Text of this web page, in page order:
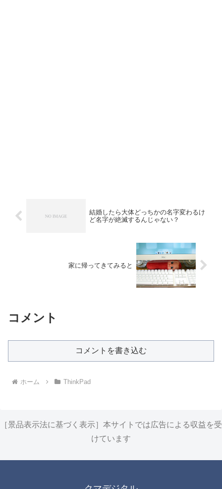
結婚したら大体どっちかの名字変わるけ
ど名字が絶滅するんじゃない？
家に帰ってきてみると
コメント
コメントを書き込む
ホーム ThinkPad
［景品表示法に基づく表示］本サイトでは広告による収益を受
けています